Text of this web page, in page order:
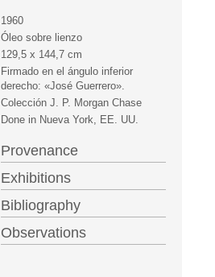
1960
Óleo sobre lienzo
129,5 x 144,7 cm
Firmado en el ángulo inferior
derecho: «José Guerrero».
Colección J. P. Morgan Chase
Done in Nueva York, EE. UU.
Provenance
Exhibitions
Bibliography
Observations